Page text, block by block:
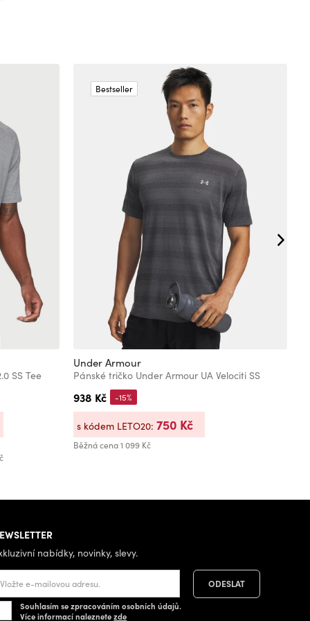
SS Tee
Bestseller
Under Armour
Pánské tričko Under Armour UA Velociti SS
938 Kč
Běžná cena1 099 Kč
-15%
s kódem LETO20: 750 Kč
nabídky, novinky, slevy.
Souhlasím se zpracováním osobních údajů.
Více informací naleznetezde